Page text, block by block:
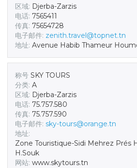
区域: Djerba-Zarzis
电话: 7565411
传真: 75654728
电子邮件: zenith.travel@topnet.tn
地址: Avenue Habib Thameur
称号 SKY TOURS
分类: A
区域: Djerba-Zarzis
电话: 75.757.580
传真: 75.757.590
电子邮件: sky-tours@orange.tn
地址:
Zone Touristique-Sidi Mehrez Prés
H.Souk
网站: www.skytours.tn